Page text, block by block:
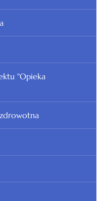
"Opieka